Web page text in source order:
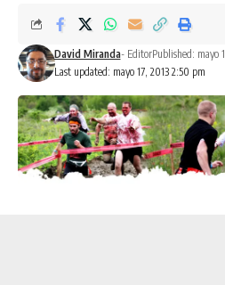
Last updated: mayo 17, 2013 2:50 pm
David Miranda- EditorPublished: mayo